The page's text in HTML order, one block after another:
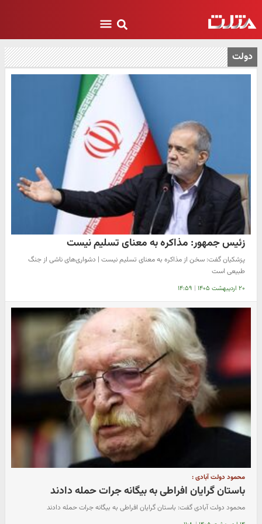
دولت
زئیس جمهور: مذاکره به معنای تسلیم نیست
پزشکیان گفت: سخن از مذاکره به معنای تسلیم نیست | دشواری‌های ناشی از جنگ
طبیعی است
۲۰ اردیبهشت ۱۴۰۵ | ۱۴:۵۹
محمود دولت‌ آبادی :
باستان‌ گرایان افراطی به بیگانه جرات حمله دادند
محمود دولت‌ آبادی گفت: باستان‌ گرایان افراطی به بیگانه جرات حمله دادند